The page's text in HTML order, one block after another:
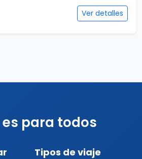
Ver detalles
para todos
Tipos de viaje